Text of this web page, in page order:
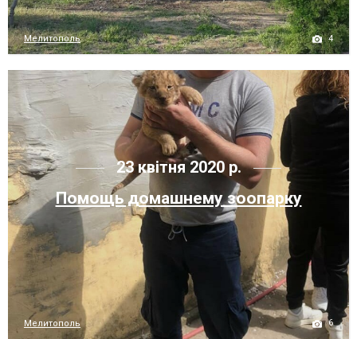
Мелитополь 4
23 квітня 2020 р.
Помощь домашнему зоопарку
Мелитополь 6